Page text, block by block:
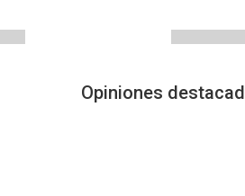
Opiniones